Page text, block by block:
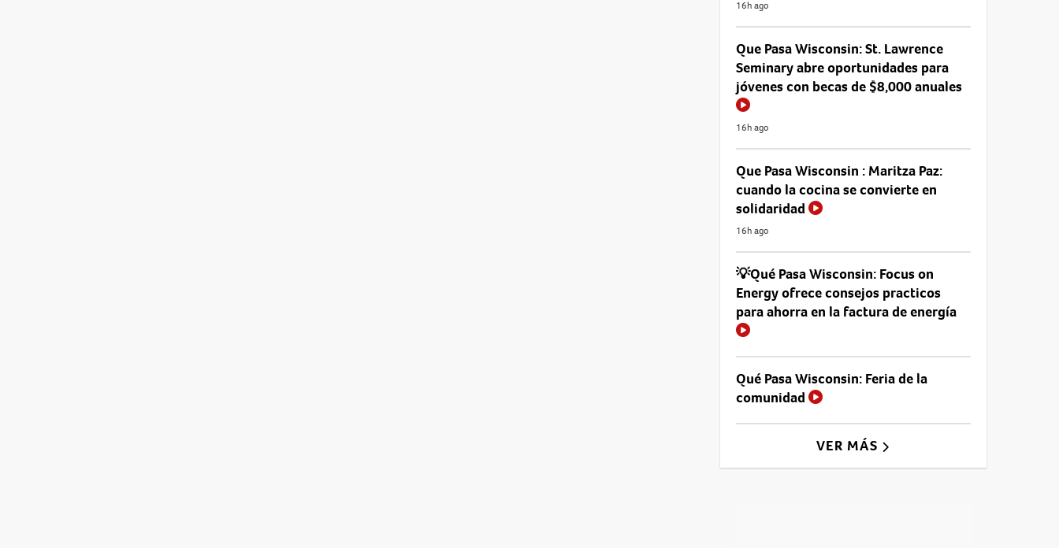
16h ago
Que Pasa Wisconsin: St. Lawrence
Seminary abre oportunidades para
jóvenes con becas de $8,000 anuales
16h ago
Que Pasa Wisconsin : Maritza Paz:
cuando la cocina se convierte en
solidaridad
16h ago
💡Qué Pasa Wisconsin: Focus on
Energy ofrece consejos practicos
para ahorra en la factura de energía
Qué Pasa Wisconsin: Feria de la
comunidad
VER MÁS